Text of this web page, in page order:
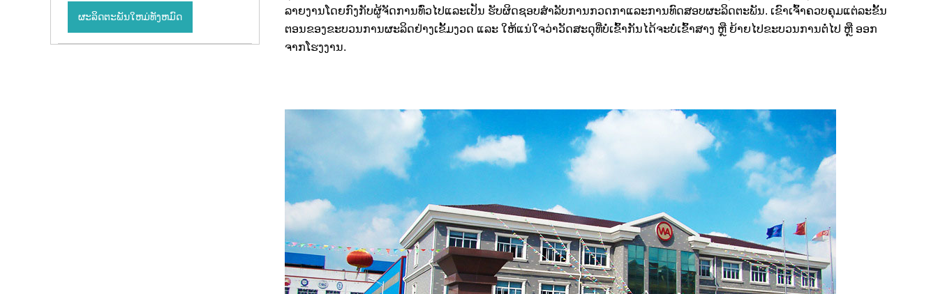
ຜະລິດຕະພັນໃຫມ່ທັງຫມົດ
ລາຍງານໂດຍກົງກັບຜູ້ຈັດການທົ່ວໄປແລະເປັນ ຮັບຜິດຊອບສໍາລັບການກວດກາແລະການທົດສອບຜະລິດຕະພັນ. ເຂົາເຈົ້າຄວບຄຸມແຕ່ລະຂັ້ນ
ຕອນຂອງຂະບວນການຜະລິດຢ່າງເຂັ້ມງວດ ແລະ ໃຫ້ແນ່ໃຈວ່າວັດສະດຸທີ່ບໍ່ເຂົ້າກັນໄດ້ຈະບໍ່ເຂົ້າສາງ ຫຼື ຍ້າຍໄປຂະບວນການຕໍ່ໄປ ຫຼື ອອກ
ຈາກໂຮງງານ.